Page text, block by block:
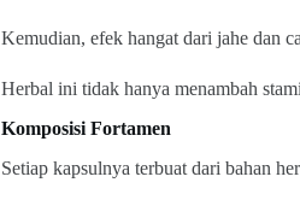
Kemudian, efek hangat dari jahe dan
Herbal ini tidak hanya menambah
Komposisi Fortamen
Setiap kapsulnya terbuat dari bahan